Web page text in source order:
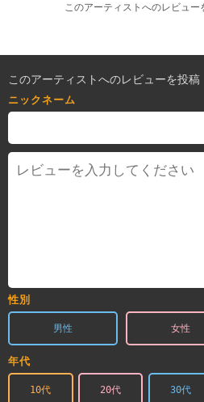
このアーティストへのレビュー
このアーティストへのレビューを投稿
ニックネーム
性別
男性 女性
年代
10代 20代 30代